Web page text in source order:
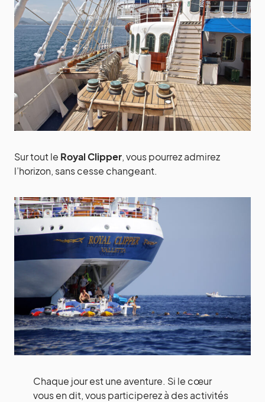
Sur tout le Royal Clipper, vous pourrez admirez
l’horizon, sans cesse changeant.
Chaque jour est une aventure. Si le cœur
vous en dit, vous participerez à des activités